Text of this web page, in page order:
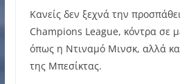
Κανείς δεν ξεχνά την
Champions League, κόντρα σε
όπως η Ντιναμό Μινσκ, αλλά
της Μπεσίκτας.